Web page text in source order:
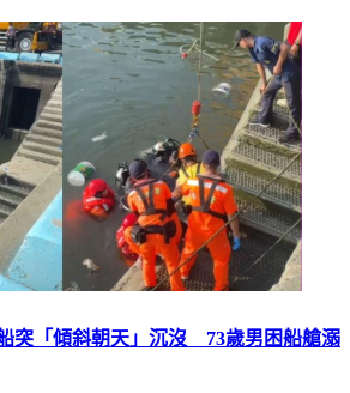
突「傾斜朝天」沉沒 73歲男困船艙溺